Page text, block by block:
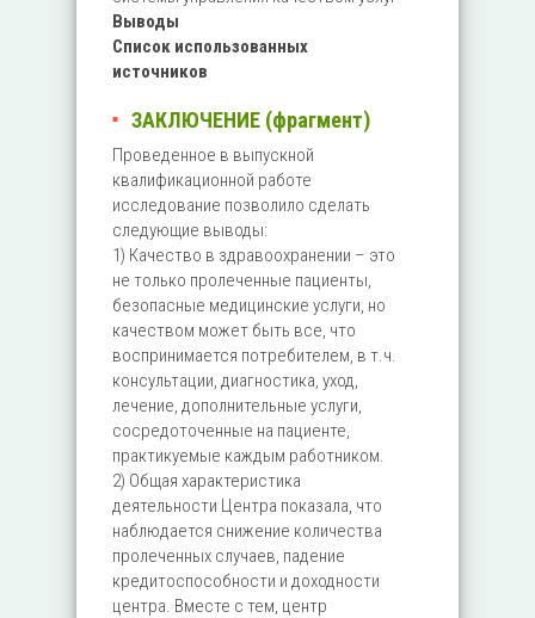
Выводы
Список использованных
источников
ЗАКЛЮЧЕНИЕ (фрагмент)
Проведенное в выпускной
квалификационной работе
исследование позволило сделать
следующие выводы:
1) Качество в здравоохранении – это
не только пролеченные пациенты,
безопасные медицинские услуги, но
качеством может быть все, что
воспринимается потребителем, в т.ч.
консультации, диагностика, уход,
лечение, дополнительные услуги,
сосредоточенные на пациенте,
практикуемые каждым работником.
2) Общая характеристика
деятельности Центра показала, что
наблюдается снижение количества
пролеченных случаев, падение
кредитоспособности и доходности
центра. Вместе с тем, центр